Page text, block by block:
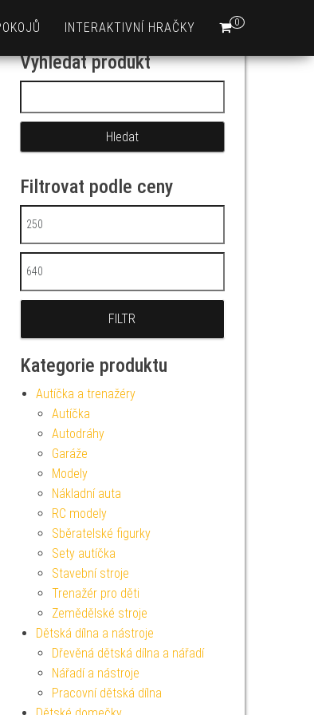
0
INTERAKTIVNÍ HRAČKY
Vyhledat produkt
Filtrovat podle ceny
Minimální cena
Maximální cena
FILTR
Kategorie produktu
Autíčka a trenažéry
Autíčka
Autodráhy
Garáže
Modely
Nákladní auta
RC modely
Sběratelské figurky
Sety autíčka
Stavební stroje
Trenažér pro děti
Zemědělské stroje
Dětská dílna a nástroje
Dřevěná dětská dílna a nářadí
Nářadí a nástroje
Pracovní dětská dílna